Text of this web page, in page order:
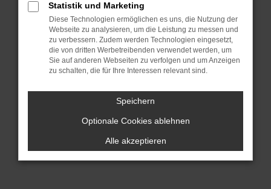
Statistik und Marketing
Diese Technologien ermöglichen es uns, die Nutzung der
Webseite zu analysieren, um die Leistung zu messen und
zu verbessern. Zudem werden Technologien eingesetzt,
die von dritten Werbetreibenden verwendet werden, um
Sie auf anderen Webseiten zu verfolgen und um Anzeigen
zu schalten, die für Ihre Interessen relevant sind.
Speichern
Optionale Cookies ablehnen
Alle akzeptieren